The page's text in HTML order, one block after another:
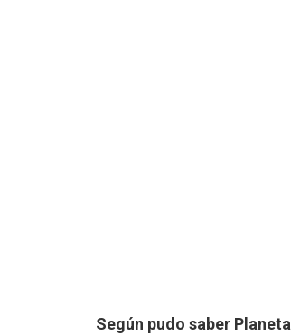
Según pudo saber Planeta